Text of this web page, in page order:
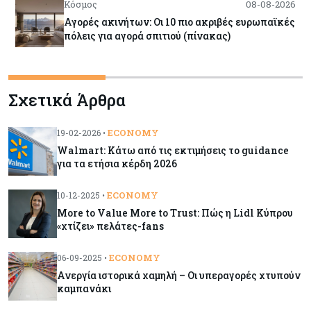
Κόσμος 08-08-2026
Αγορές ακινήτων: Οι 10 πιο ακριβές ευρωπαϊκές
πόλεις για αγορά σπιτιού (πίνακας)
Κόσμος 08-08-2026
Οι πυρκαγιές κατακαίνε την Ευρώπη, αλλά οι
ζημιές δεν είναι ασφαλισμένες
Κόσμος 08-08-2026
Γιατί οι κεντρικές τράπεζες αφήνουν τις αγορές
Κόσμος
Σχετικά Άρθρα
19-02-2026 • ECONOMY
Walmart: Κάτω από τις εκτιμήσεις το guidance
για τα ετήσια κέρδη 2026
10-12-2025 • ECONOMY
More to Value More to Trust: Πώς η Lidl Κύπρου
«χτίζει» πελάτες-fans
06-09-2025 • ECONOMY
Ανεργία ιστορικά χαμηλή – Oι υπεραγορές χτυπούν
καμπανάκι